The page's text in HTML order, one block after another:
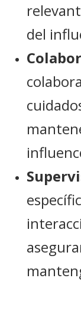
del